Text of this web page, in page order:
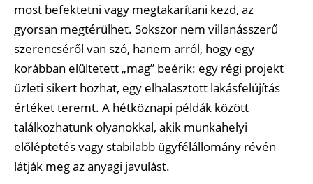
most befektetni vagy megtakarítani kezd, az
gyorsan megtérülhet. Sokszor nem villanásszerű
szerencséről van szó, hanem arról, hogy egy
korábban elültetett „mag” beérik: egy régi projekt
üzleti sikert hozhat, egy elhalasztott lakásfelújítás
értéket teremt. A hétköznapi példák között
találkozhatunk olyanokkal, akik munkahelyi
előléptetés vagy stabilabb ügyfélállomány révén
látják meg az anyagi javulást.